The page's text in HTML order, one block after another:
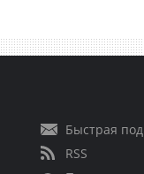
Быстрая
RSS